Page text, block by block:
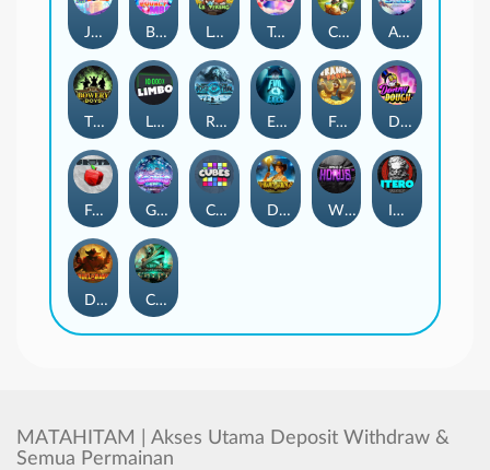
Joker Bombs BOUNCY BOMBS Le Viking Tasty Treats Cash Quest Alpha Eagle
The Bowery Boys Limbo Rise of Ymir Evil Eyes Frank's Farm DONNY DOUGH
Frutz Gronk's Gems Cubes Dawn of Kings Wings of Horus ITERO
Duel at Dawn Cursed Crypt
MATAHITAM | Akses Utama Deposit Withdraw &
Semua Permainan